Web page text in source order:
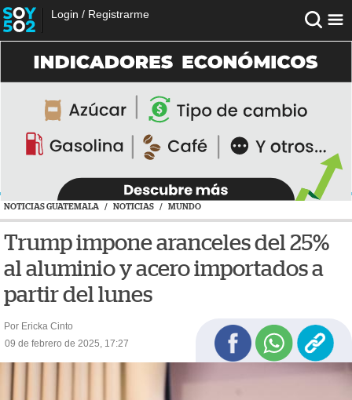
Login / Registrarme
NOTICIAS GUATEMALA / NOTICIAS / MUNDO
Trump impone aranceles del 25%
al aluminio y acero importados a
partir del lunes
Por Ericka Cinto
09 de febrero de 2025, 17:27